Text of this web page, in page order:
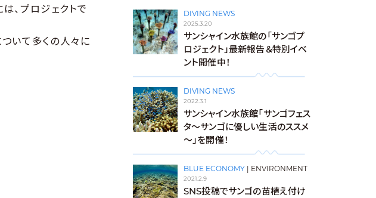
、プロジェクトで
いて多くの人々に
DIVING NEWS
2025.3.20
サンシャイン水族館の「サンゴプ
ロジェクト」最新報告＆特別イベ
ント開催中！
DIVING NEWS
2022.3.1
サンシャイン水族館「サンゴフェス
タ～サンゴに優しい生活のススメ
～」を開催！
BLUE ECONOMY | ENVIRONMENT
2021.2.9
SNS投稿でサンゴの苗植え付け